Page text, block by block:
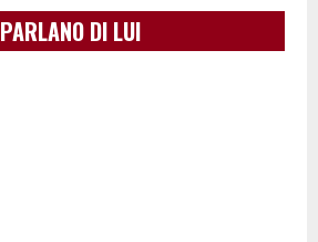
PARLANO DI LUI